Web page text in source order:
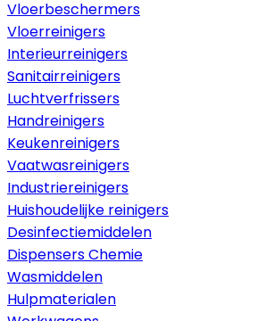
Vloerbeschermers
Vloerreinigers
Interieurreinigers
Sanitairreinigers
Luchtverfrissers
Handreinigers
Keukenreinigers
Vaatwasreinigers
Industriereinigers
Huishoudelijke reinigers
Desinfectiemiddelen
Dispensers Chemie
Wasmiddelen
Hulpmaterialen